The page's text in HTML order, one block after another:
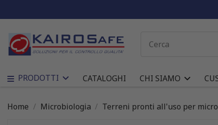
PRODOTTI CATALOGHI CHI SIAMO
Home Microbiologia Terreni pronti all'uso per